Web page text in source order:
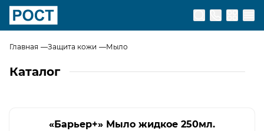
Перейти на главную страницу
Главная Защита кожи Мыло
Каталог
«Барьер+» Мыло жидкое 250мл.